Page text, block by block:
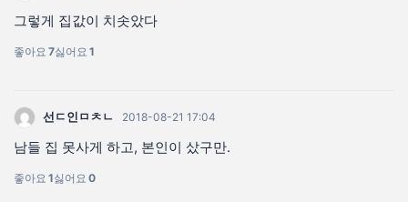
그렇게 집값이 치솟았다
좋아요 7싫어요 1
선ㄷ인ㅁㅊㄴ 2018-08-21 17:04
남들 집 못사게 하고, 본인이 샀구만.
좋아요 1싫어요 0